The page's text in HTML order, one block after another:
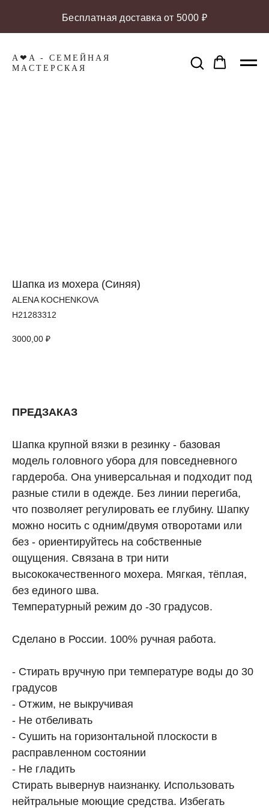
Бесплатная доставка от 5000 ₽
A❤A - СЕМЕЙНАЯ
МАCТЕРСКАЯ
Шапка из мохера (Синяя)
ALENA KOCHENKOVA
H21283312
3000,00 ₽
ПРЕДЗАКАЗ
Шапка крупной вязки в резинку - базовая
модель головного убора для повседневного
гардероба. Она универсальная и подходит под
разные стили в одежде. Без линии перегиба,
что позволяет регулировать ее глубину. Шапку
можно носить с одним/двумя отворотами или
без - ориентируйтесь на собственные
ощущения. Связана в три нити
высококачественного мохера. Мягкая, тёплая,
без единого шва.
Температурный режим до -30 градусов.
Сделано в России. 100% ручная работа.
- Стирать вручную при температуре воды до 30
градусов
- Отжим, не выкручивая
- Не отбеливать
- Сушить на горизонтальной плоскости в
расправленном состоянии
- Не гладить
Стирать вывернув наизнанку. Использовать
нейтральные моющие средства. Избегать